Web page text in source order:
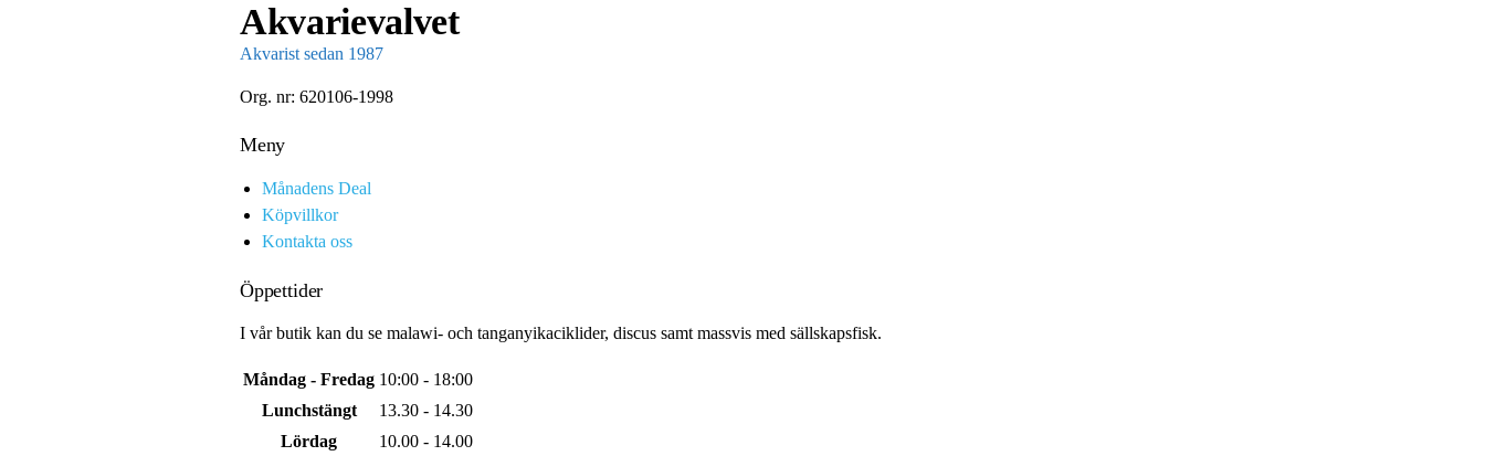
Akvarievalvet
Akvarist sedan 1987
Org. nr: 620106-1998
Meny
Månadens Deal
Köpvillkor
Kontakta oss
Öppettider
I vår butik kan du se malawi- och tanganyikaciklider, discus samt massvis med sällskapsfisk.
Måndag - Fredag 10:00 - 18:00
Lunchstängt
13.30 - 14.30
Lördag
10.00 - 14.00